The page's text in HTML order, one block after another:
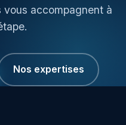
vous accompagnent à
Nos expertises